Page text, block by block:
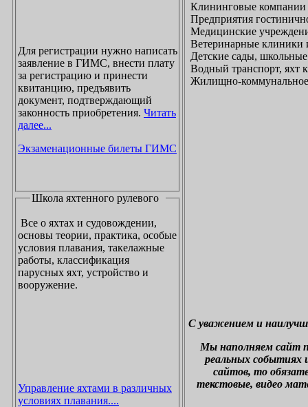
Для регистрации нужно написать
заявление в ГИМС, внести плату
за регистрацию и принести
квитанцию, предъявить
документ, подтверждающий
законность приобретения. Читать
далее...
Экзаменационные билеты ГИМС
Школа яхтенного рулевого
Все о яхтах и судовождении,
основы теории, практика, особые
условия плавания, такелажные
работы, классификация
парусных яхт, устройство и
вооружение.
Управление яхтами в различных
условиях плавания....
Клининговые компании
Предприятия
Медицинские
Ветеринарные клиники
Детские сады,
Водный транспорт,
Жилищно-коммунальное
С уважением и
Мы наполняем сайт
реальных событиях
сайтов, то
текстовые, видео